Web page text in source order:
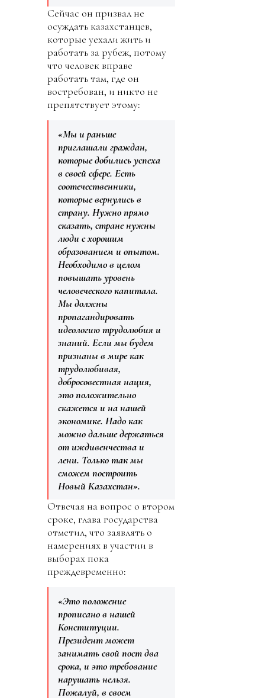
Сейчас он призвал не
осуждать казахстанцев,
которые уехали жить и
работать за рубеж, потому
что человек вправе
работать там, где он
востребован, и никто не
препятствует этому:
«Мы и раньше
приглашали граждан,
которые добились успеха
в своей сфере. Есть
соотечественники,
которые вернулись в
страну. Нужно прямо
сказать, стране нужны
люди с хорошим
образованием и опытом.
Необходимо в целом
повышать уровень
человеческого капитала.
Мы должны
пропагандировать
идеологию трудолюбия и
знаний. Если мы будем
признаны в мире как
трудолюбивая,
добросовестная нация,
это положительно
скажется и на нашей
экономике. Надо как
можно дальше держаться
от иждивенчества и
лени. Только так мы
сможем построить
Новый Казахстан».
Отвечая на вопрос о втором
сроке, глава государства
отметил, что заявлять о
намерениях в участии в
выборах пока
преждевременно:
«Это положение
прописано в нашей
Конституции.
Президент может
занимать свой пост два
срока, и это требование
нарушать нельзя.
Пожалуй, в своем